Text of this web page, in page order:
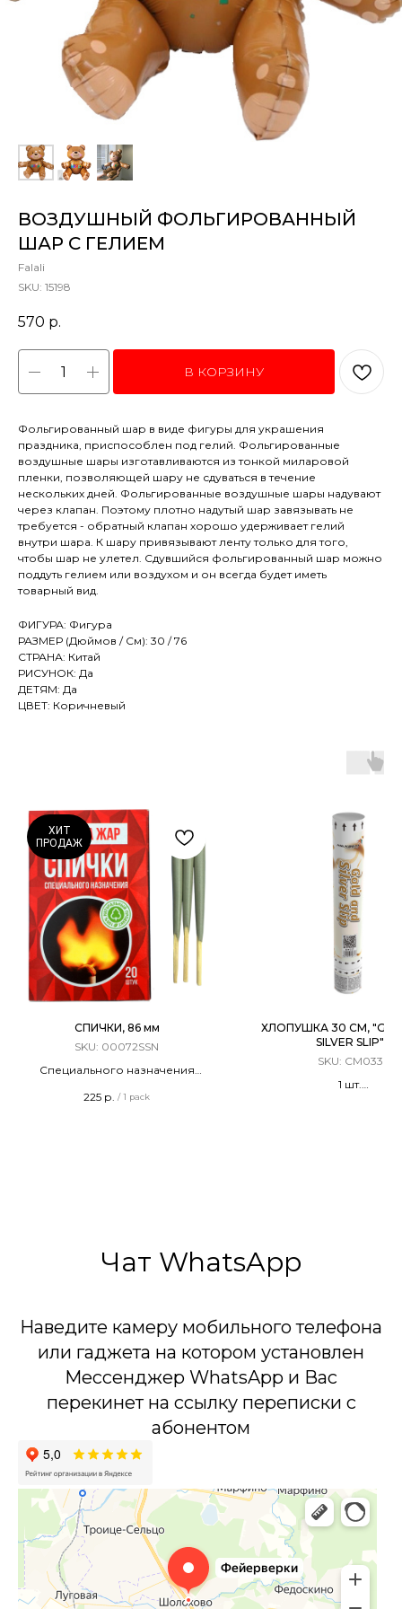
ВОЗДУШНЫЙ ФОЛЬГИРОВАННЫЙ
ШАР С ГЕЛИЕМ
Falali
SKU: 15198
570 р.
В КОРЗИНУ
Фольгированный шар в виде фигуры для украшения
праздника, приспособлен под гелий. Фольгированные
воздушные шары изготавливаются из тонкой миларовой
пленки, позволяющей шару не сдуваться в течение
нескольких дней. Фольгированные воздушные шары надувают
через клапан. Поэтому плотно надутый шар завязывать не
требуется - обратный клапан хорошо удерживает гелий
внутри шара. К шару привязывают ленту только для того,
чтобы шар не улетел. Сдувшийся фольгированный шар можно
поддуть гелием или воздухом и он всегда будет иметь
товарный вид.
ФИГУРА: Фигура
РАЗМЕР (Дюймов / См): 30 / 76
СТРАНА: Китай
РИСУНОК: Да
ДЕТЯМ: Да
ЦВЕТ: Коричневый
ХИТ
ПРОДАЖ
СПИЧКИ, 86 мм
SKU: 00072SSN
Специального назначения
Длина - 86 мм
225 р. / 1 pack
ХЛОПУШКА 30 СМ,
SILVER SLIP"
SKU: CM033
1 шт.
Чат WhatsApp
Наведите камеру мобильного телефона
или гаджета на котором установлен
Мессенджер WhatsApp и Вас
перекинет на ссылку переписки с
абонентом